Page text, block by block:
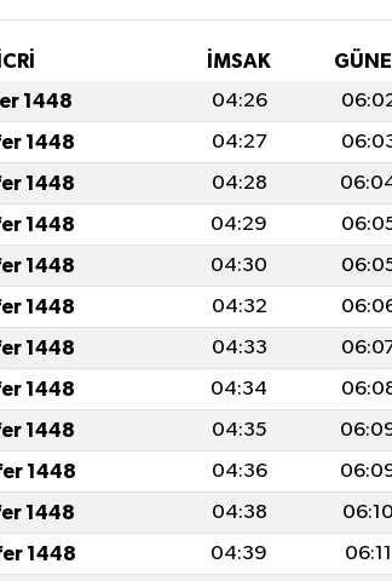
İMSAK
1448 04:26
1448 04:27
1448 04:28
1448 04:29
1448 04:30
1448 04:32
1448 04:33
1448 04:34
1448 04:35
1448 04:36
1448 04:38 06:10
1448 04:39 06:11